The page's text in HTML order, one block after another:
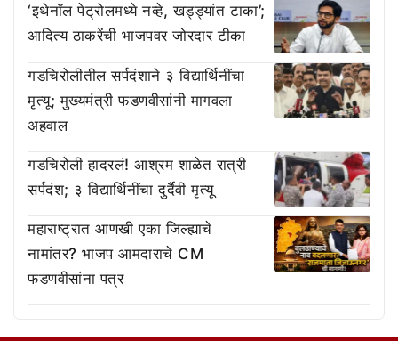
‘इथेनॉल पेट्रोलमध्ये नव्हे, खड्ड्यांत टाका’;
आदित्य ठाकरेंची भाजपवर जोरदार टीका
गडचिरोलीतील सर्पदंशाने ३ विद्यार्थिनींचा
मृत्यू; मुख्यमंत्री फडणवीसांनी मागवला
अहवाल
गडचिरोली हादरलं! आश्रम शाळेत रात्री
सर्पदंश; ३ विद्यार्थिनींचा दुर्दैवी मृत्यू
महाराष्ट्रात आणखी एका जिल्ह्याचे
नामांतर? भाजप आमदाराचे CM
फडणवीसांना पत्र